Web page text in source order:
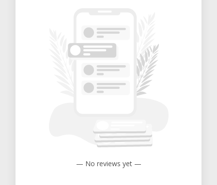
incontournable pour réaliser des
plans techniques et des dessins
industriels complexes en 2D et 3D.
Solution performante et
abordable pour transformer
haute précision.
Découpe Numérique
— No reviews yet —